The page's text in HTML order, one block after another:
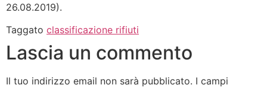
26.08.2019).
Taggato classificazione rifiuti
Lascia un commento
Il tuo indirizzo email non sarà pubblicato. I campi